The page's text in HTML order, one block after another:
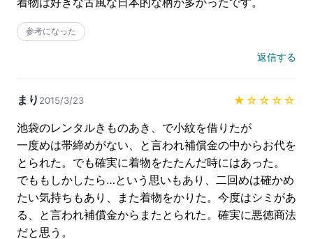
参考になった
返信する
まり 2015/3/23 ★ ☆☆☆☆
池袋のレンタルきものあき、で小紋を借りたが
一度めは帯締めがない、と言われ補償金の中からお代を
とられた。でも確実に着物をたたんだ時にはあった。
でももしかしたら…という思いもあり、二回めは確かめ
たい気持ちもあり、また着物をかりた。今度はシミがあ
る、と言われ補償金からまたとられた。確実に悪徳商法
だと思う。